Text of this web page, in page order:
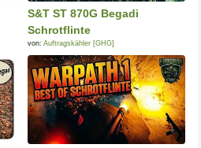
S&T ST 870G Begadi
Schrotflinte
von: Auftragskähler [GHG]